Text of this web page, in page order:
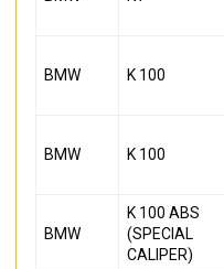
BMW K 100
BMW K 100
BMW
K 100 ABS
(SPECIAL
CALIPER)